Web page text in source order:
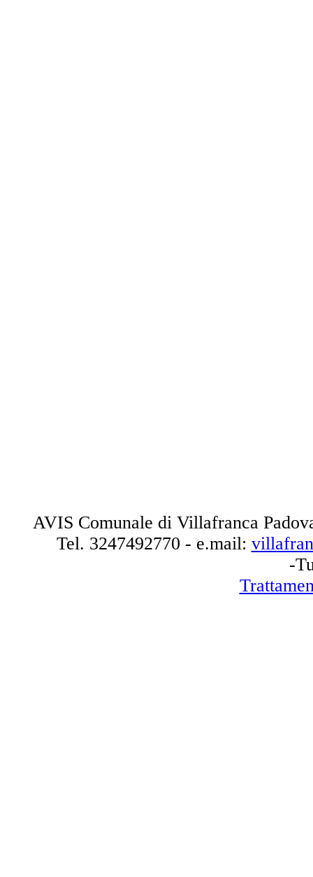
AVIS Comunale di Villafranca
Tel. 3247492770 - e.mail:
-